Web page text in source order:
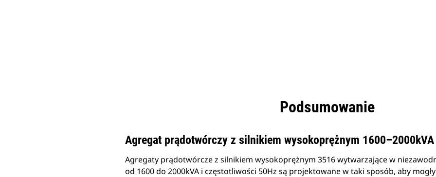
Podsumowanie
Agregat prądotwórczy z silnikiem wysokoprężnym 1600–2000kVA
Agregaty prądotwórcze z silnikiem wysokoprężnym 3516 wytwarzające w
od 1600 do 2000kVA i częstotliwości 50Hz są projektowane w taki sposób, aby